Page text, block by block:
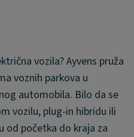
vozila? Ayvens pruža
voznih parkova u
automobila. Bilo da se
vozilu, plug-in hibridu ili
od početka do kraja za